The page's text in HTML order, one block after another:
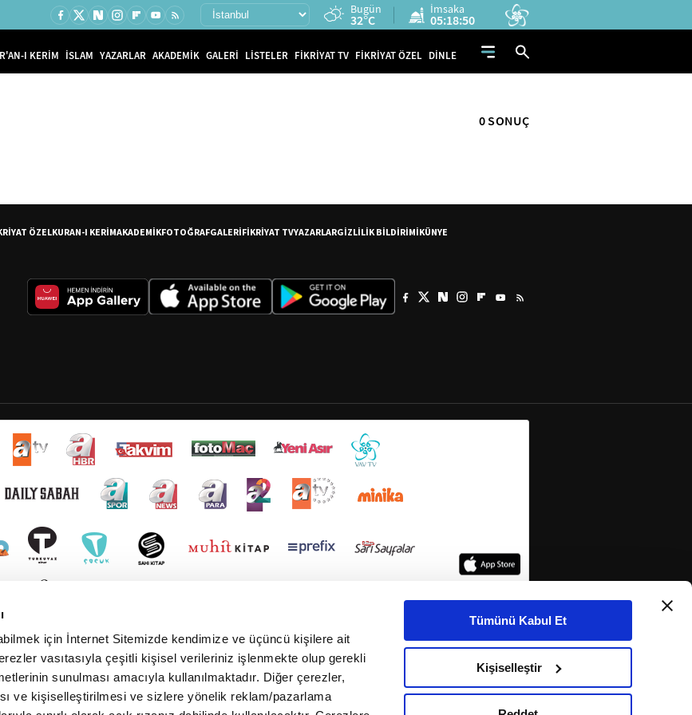
için İnternet Sitemizde kendimize ve üçüncü kişilere ait
vasıtasıyla çeşitli kişisel verileriniz işlenmekte olup gerekli
sunulması amacıyla kullanılmaktadır. Diğer çerezler,
ve kişiselleştirilmesi ve sizlere yönelik reklam/pazarlama
Tümünü Kabul Et
Kişiselleştir
Bugün
32°C
İmsaka
05:18:50
I KERİM İSLAM YAZARLAR AKADEMİK GALERİ LİSTELER FİKRİYAT TV FİKRİYAT ÖZEL DİNLE
0 SONUÇ
ÖZELKURAN-I KERİMAKADEMİKFOTOĞRAFGALERİFİKRİYAT TVYAZARLARGİZLİLİK BİLDİRİMİKÜNYE